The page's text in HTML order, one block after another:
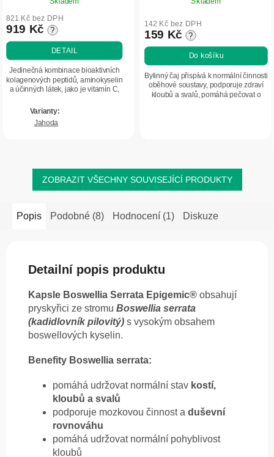
hodnocení
produktu
je
5,0
z
5
hvězdiček.
821 Kč bez DPH
919 Kč ?
DETAIL
Jedinečná kombinace bioaktivních
kolagenových peptidů, aminokyselin
a účinných látek, jako je vitamín C,
pomáhá pečovat o kvalitu vlasů,
nehtů a...
Jahoda
142 Kč bez DPH
159 Kč ?
Do košíku
Bylinný čaj přispívá k normální činnosti
oběhové soustavy, podporuje zdraví
kloubů a svalů, pomáhá pečovat o
ZOBRAZIT VŠECHNY SOUVISEJÍCÍ PRODUKTY
Popis Podobné (8) Hodnocení (1) Diskuze
Detailní popis produktu
Kapsle Boswellia Serrata Epigemic® obsahují
pryskyřici ze stromu Boswellia serrata
(kadidlovník pilovitý) s vysokým obsahem
boswellových kyselin.
Benefity Boswellia serrata:
pomáhá udržovat normální stav kostí,
kloubů a svalů
podporuje mozkovou činnost a duševní
rovnováhu
pomáhá udržovat normální pohyblivost
kloubů